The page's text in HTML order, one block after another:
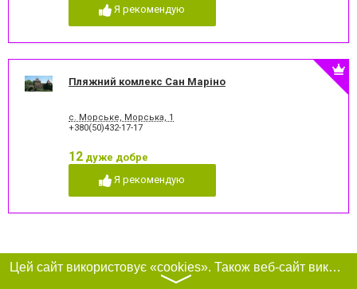
Я рекомендую
Пляжний комлекс Сан Маріно
с. Морське, Морська, 1
+380(50)432-17-17
12 дуже добре
Я рекомендую
Цей сайт використовує «cookies». Також веб-сайт використовує інтернет-сервіс для збору технічних даних стосовно відвідувачів з метою отримання маркетингової та статистичної інформації. Умови обробки даних відвідувачів сайту див.
〉